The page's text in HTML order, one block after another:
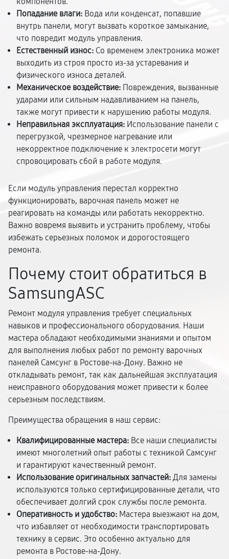
Попадание влаги: Вода или конденсат, попавшие
внутрь панели, могут вызвать короткое замыкание,
что повредит модуль управления.
Естественный износ: Со временем электроника может
выходить из строя просто из-за устаревания и
физического износа деталей.
Механическое воздействие: Повреждения, вызванные
ударами или сильным надавливанием на панель,
также могут привести к нарушению работы модуля.
Неправильная эксплуатация: Использование панели с
перегрузкой, чрезмерное нагревание или
некорректное подключение к электросети могут
спровоцировать сбой в работе модуля.
Если модуль управления перестал корректно
функционировать, варочная панель может не
реагировать на команды или работать некорректно.
Важно вовремя выявить и устранить проблему, чтобы
избежать серьезных поломок и дорогостоящего
ремонта.
Почему стоит обратиться в
SamsungASC
Ремонт модуля управления требует специальных
навыков и профессионального оборудования. Наши
мастера обладают необходимыми знаниями и опытом
для выполнения любых работ по ремонту варочных
панелей Самсунг в Ростове-на-Дону. Важно не
откладывать ремонт, так как дальнейшая эксплуатация
неисправного оборудования может привести к более
серьезным последствиям.
Преимущества обращения в наш сервис:
Квалифицированные мастера: Все наши специалисты
имеют многолетний опыт работы с техникой Самсунг
и гарантируют качественный ремонт.
Использование оригинальных запчастей: Для замены
используются только сертифицированные детали, что
обеспечивает долгий срок службы после ремонта.
Оперативность и удобство: Мастера выезжают на дом,
что избавляет от необходимости транспортировать
технику в сервис. Это особенно актуально для
ремонта в Ростове-на-Дону.